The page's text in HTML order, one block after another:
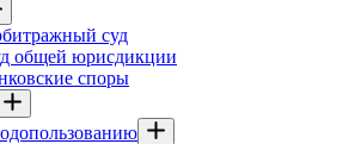
суд
общей юрисдикции
споры